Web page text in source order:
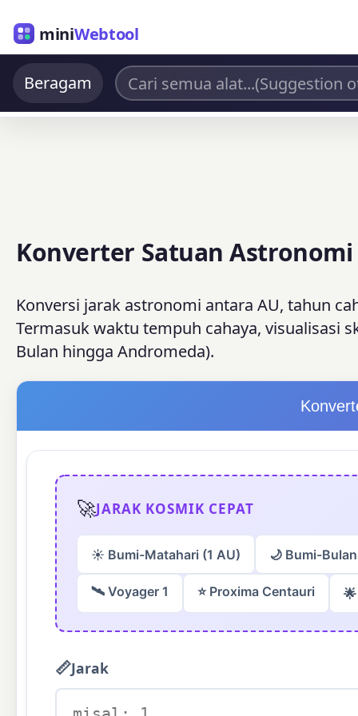
miniWebtool
Beragam
Konverter Satuan Astronomi
Konversi jarak astronomi antara AU, tahun
Termasuk waktu tempuh cahaya, visualisasi
Bulan hingga Andromeda).
🚀JARAK KOSMIK CEPAT
☀️ Bumi-Matahari (1 AU) 🌙 Bumi-Bulan
🛰️ Voyager 1 ⭐ Proxima Centauri
📏Jarak